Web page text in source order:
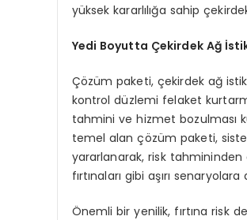
yüksek kararlılığa sahip
Yedi Boyutta Çekirdek Ağ
Çözüm paketi, çekirdek ağ
kontrol düzlemi felaket
tahmini ve hizmet bozulması
temel alan çözüm paketi,
yararlanarak, risk
fırtınaları gibi aşırı
Önemli bir yenilik, fırtına risk